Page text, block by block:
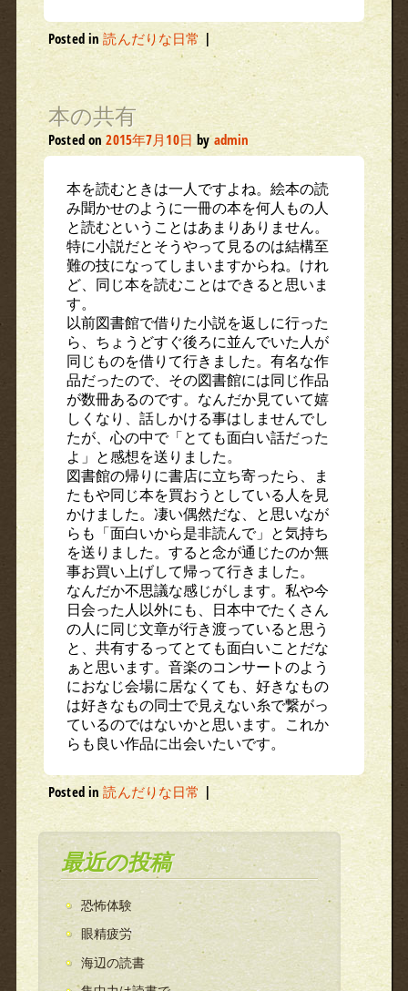
Posted in読んだりな日常 |
本の共有
Posted on2015年7月10日 byadmin
本を読むときは一人ですよね。絵本の読
み聞かせのように一冊の本を何人もの人
と読むということはあまりありません。
特に小説だとそうやって見るのは結構至
難の技になってしまいますからね。けれ
ど、同じ本を読むことはできると思いま
す。
以前図書館で借りた小説を返しに行った
ら、ちょうどすぐ後ろに並んでいた人が
同じものを借りて行きました。有名な作
品だったので、その図書館には同じ作品
が数冊あるのです。なんだか見ていて嬉
しくなり、話しかける事はしませんでし
たが、心の中で「とても面白い話だった
よ」と感想を送りました。
図書館の帰りに書店に立ち寄ったら、ま
たもや同じ本を買おうとしている人を見
かけました。凄い偶然だな、と思いなが
らも「面白いから是非読んで」と気持ち
を送りました。すると念が通じたのか無
事お買い上げして帰って行きました。
なんだか不思議な感じがします。私や今
日会った人以外にも、日本中でたくさん
の人に同じ文章が行き渡っていると思う
と、共有するってとても面白いことだな
ぁと思います。音楽のコンサートのよう
におなじ会場に居なくても、好きなもの
は好きなもの同士で見えない糸で繋がっ
ているのではないかと思います。これか
らも良い作品に出会いたいです。
Posted in読んだりな日常 |
最近の投稿
恐怖体験
眼精疲労
海辺の読書